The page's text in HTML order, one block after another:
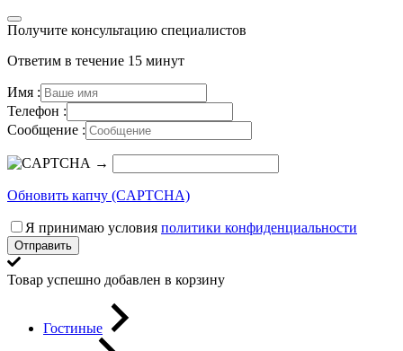
Получите консультацию специалистов
Ответим в течение 15 минут
Имя :
Телефон :
Сообщение :
→
Обновить капчу (CAPTCHA)
Я принимаю условия политики конфиденциальности
Отправить
Товар успешно добавлен в корзину
Гостиные